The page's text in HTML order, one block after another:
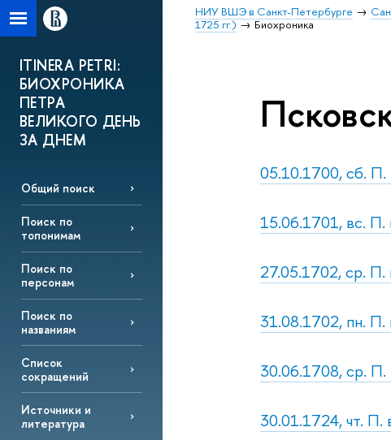
НИУ ВШЭ в Санкт-Петербурге
1725 гг.)
Биохроника
ITINERA PETRI:
БИОХРОНИКА
ПЕТРА
ВЕЛИКОГО ДЕНЬ
ЗА ДНЕМ
Общий поиск
Поиск по
топонимам
Поиск по
персонам
Поиск по
названиям
Список
сокращений
Источники и
литература
05.10.1700, сб.
15.06.1701, вс.
27.05.1702, ср. П.
31.08.1702, пн.
30.06.1708, ср. П.
30.01.1724, чт.